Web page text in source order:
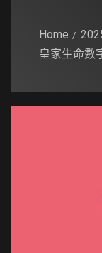
Home
皇家生命數